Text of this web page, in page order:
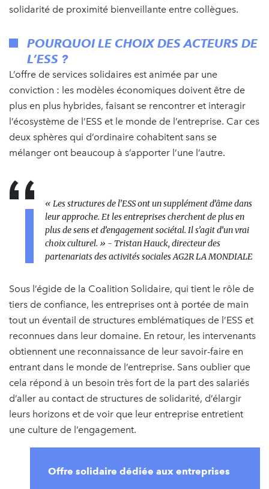
solidarité de proximité bienveillante entre collègues.
POURQUOI LE CHOIX DES ACTEURS DE
L’ESS ?
L’offre de services solidaires est animée par une
conviction : les modèles économiques doivent être de
plus en plus hybrides, faisant se rencontrer et interagir
l’écosystème de l’ESS et le monde de l’entreprise. Car ces
deux sphères qui d’ordinaire cohabitent sans se
mélanger ont beaucoup à s’apporter l’une l’autre.
« Les structures de l’ESS ont un supplément d’âme dans
leur approche. Et les entreprises cherchent de plus en
plus de sens et d’engagement sociétal. Il s’agit d’un vrai
choix culturel. » - Tristan Hauck, directeur des
partenariats des activités sociales AG2R LA MONDIALE
Sous l’égide de la Coalition Solidaire, qui tient le rôle de
tiers de confiance, les entreprises ont à portée de main
tout un éventail de structures emblématiques de l’ESS et
reconnues dans leur domaine. En retour, les intervenants
obtiennent une reconnaissance de leur savoir-faire en
entrant dans le monde de l’entreprise. Sans oublier que
cela répond à un besoin très fort de la part des salariés
d’aller au contact de structures de solidarité, d’élargir
leurs horizons et de voir que leur entreprise entretient
une culture de l’engagement.
Offre solidaire dédiée aux entreprises